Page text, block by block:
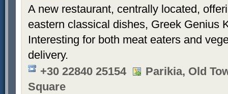
A new restaurant, centrally located,
eastern classical dishes, Greek Genius
Interesting for both meat eaters and
delivery.
+30 22840 25154
Parikia, Old
Square